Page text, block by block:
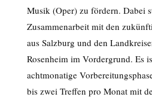
Musik (Oper) zu fördern. Dabei
Zusammenarbeit mit den
aus Salzburg und den
Rosenheim im Vordergrund. Es
achtmonatige
bis zwei Treffen pro Monat mit